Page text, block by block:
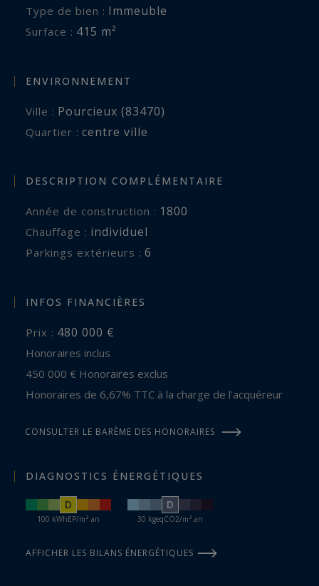
Diagnostic amiante en cours.
marchand de biens, promoteur ou opérateur
logements au cœur d'un village provençal
dynamique à proximité d'Aix-en-Provence.
Dossier complet, étude de faisabilité et
Type de bien : Immeuble
Surface : 415 m²
ENVIRONNEMENT
Ville : Pourcieux (83470)
Quartier : centre ville
DESCRIPTION COMPLÉMENTAIRE
Année de construction : 1800
Chauffage : individuel
parkings extérieurs : 6
INFOS FINANCIÈRES
Prix : 480 000 €
Honoraires inclus
450 000 € Honoraires exclus
Honoraires de 6,67% TTC à la charge de l'acquéreur
CONSULTER LE BARÈME DES HONORAIRES
DIAGNOSTICS ÉNERGÉTIQUES
D
100 kWhEP/m².an
D
30 kgeqCO2/m².an
AFFICHER LES BILANS ÉNERGÉTIQUES